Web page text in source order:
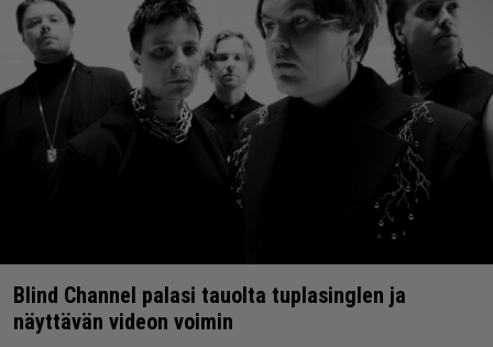
Blind Channel palasi tauolta tuplasinglen ja
näyttävän videon voimin